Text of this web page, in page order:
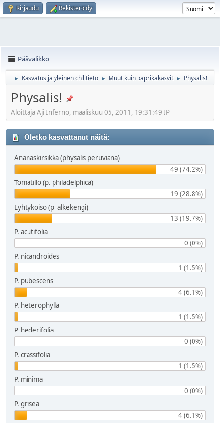
Kirjaudu Rekisteröidy
Päävalikko
► Kasvatus ja yleinen chilitieto ► Muut kuin paprikakasvit ► Physalis!
Physalis!
Aloittaja Aji Inferno, maaliskuu 05, 2011, 19:31:49 IP
Oletko kasvattanut näitä:
Ananaskirsikka (physalis peruviana)
49 (74.2%)
Tomatillo (p. philadelphica)
19 (28.8%)
Lyhtykoiso (p. alkekengi)
13 (19.7%)
P. acutifolia
0 (0%)
P. nicandroides
1 (1.5%)
P. pubescens
4 (6.1%)
P. heterophylla
1 (1.5%)
P. hederifolia
0 (0%)
P. crassifolia
1 (1.5%)
P. minima
0 (0%)
P. grisea
4 (6.1%)